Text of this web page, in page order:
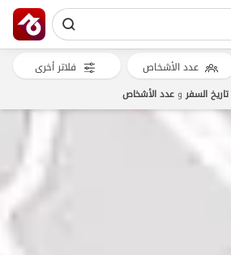
عدد الأشخاص فلاتر أخرى
تاريخ السفروعدد الأشخاص